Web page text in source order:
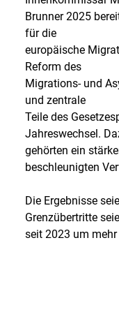
Brunner 2025
für die
europäische
Reform des
Migrations- und
und zentrale
Teile des
Jahreswechsel.
gehörten ein
beschleunigten
Die Ergebnisse
Grenzübertritte
seit 2023 um